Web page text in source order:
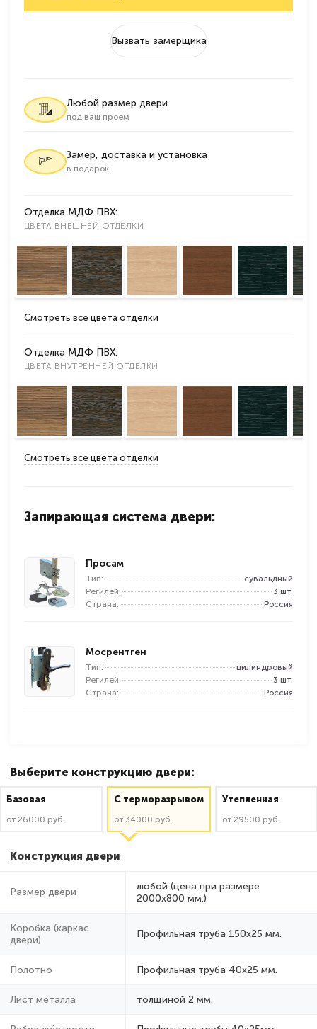
Вызвать замерщика
Любой размер двери
под ваш проем
Замер, доставка и установка
в подарок
Отделка МДФ ПВХ:
ЦВЕТА ВНЕШНЕЙ ОТДЕЛКИ
Смотреть все цвета отделки
Отделка МДФ ПВХ:
ЦВЕТА ВНУТРЕННЕЙ ОТДЕЛКИ
Смотреть все цвета отделки
Запирающая система двери:
Просам
Тип:
сувальдный
Регилей:
3 шт.
Страна:
Россия
Мосрентген
Тип:
цилиндровый
Регилей:
3 шт.
Страна:
Россия
Выберите конструкцию двери:
Базовая
от 26000 руб.
C терморазрывом
от 34000 руб.
Утепленная
от 29500 руб.
Конструкция двери
Размер двери
любой (цена при размере
2000x800 мм.)
Коробка (каркас
двери)
Профильная труба 150х25 мм.
Полотно Профильная труба 40х25 мм.
Лист металла толщиной 2 мм.